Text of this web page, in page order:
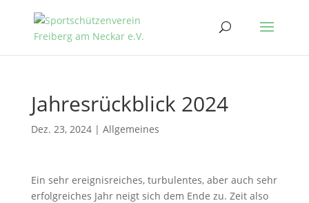
Jahresrückblick 2024
Dez. 23, 2024| Allgemeines
Ein sehr ereignisreiches, turbulentes, aber auch sehr
erfolgreiches Jahr neigt sich dem Ende zu. Zeit also